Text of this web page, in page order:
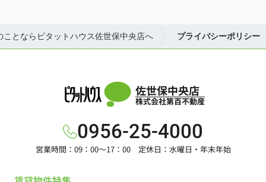
ことならピタットハウス佐世保中央店へ プライバシーポリシー
佐世保中央店
株式会社第百不動産
0956-25-4000
営業時間：09：00～17：00 定休日：水曜日・年末年始